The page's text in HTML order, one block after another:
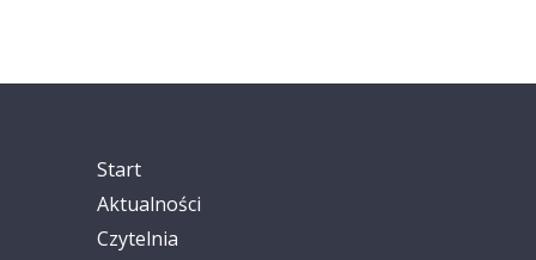
Start
Aktualności
Czytelnia